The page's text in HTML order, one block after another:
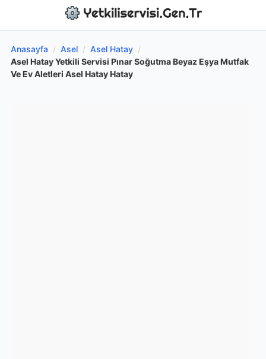
Anasayfa / Asel / Asel Hatay /
Asel Hatay Yetkili Servisi Pınar Soğutma Beyaz Eşya Mutfak
Ve Ev Aletleri Asel Hatay Hatay